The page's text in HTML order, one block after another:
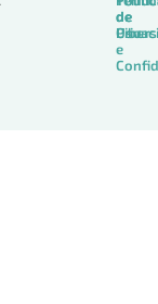
de
Uso
de
de
e